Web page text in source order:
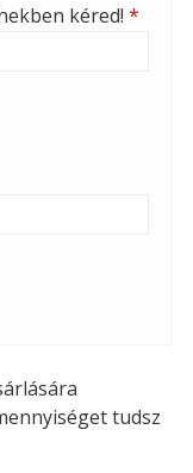
kéred! *
tudsz